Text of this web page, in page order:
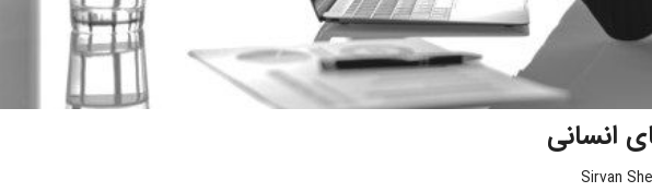
انسانی
Sirvan